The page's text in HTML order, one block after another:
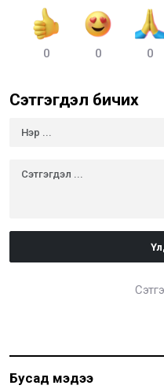
0 0 0
Сэтгэгдэл бичих
Бусад мэдээ